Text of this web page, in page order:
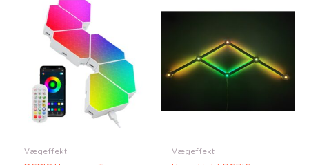
Vægeffekt Vægeffekt